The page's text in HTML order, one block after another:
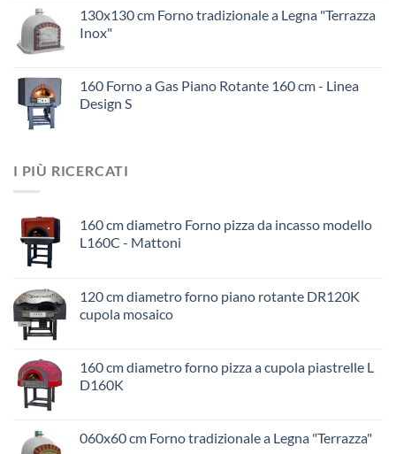
130x130 cm Forno tradizionale a Legna "Terrazza
Inox"
160 Forno a Gas Piano Rotante 160 cm - Linea
Design S
I PIÙ RICERCATI
160 cm diametro Forno pizza da incasso modello
L160C - Mattoni
120 cm diametro forno piano rotante DR120K
cupola mosaico
160 cm diametro forno pizza a cupola piastrelle L
D160K
060x60 cm Forno tradizionale a Legna "Terrazza"